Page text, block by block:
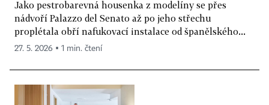
Jako pestrobarevná housenka z modelíny se přes
nádvoří Palazzo del Senato až po jeho střechu
proplétala obří nafukovací instalace od španělského...
27. 5. 2026 ▪ 1 min. čtení